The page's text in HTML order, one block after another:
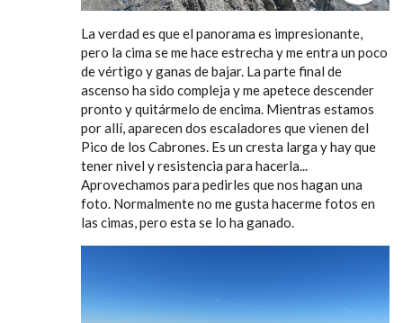
La verdad es que el panorama es impresionante,
pero la cima se me hace estrecha y me entra un poco
de vértigo y ganas de bajar. La parte final de
ascenso ha sido compleja y me apetece descender
pronto y quitármelo de encima. Mientras estamos
por allí, aparecen dos escaladores que vienen del
Pico de los Cabrones. Es un cresta larga y hay que
tener nivel y resistencia para hacerla...
Aprovechamos para pedirles que nos hagan una
foto. Normalmente no me gusta hacerme fotos en
las cimas, pero esta se lo ha ganado.